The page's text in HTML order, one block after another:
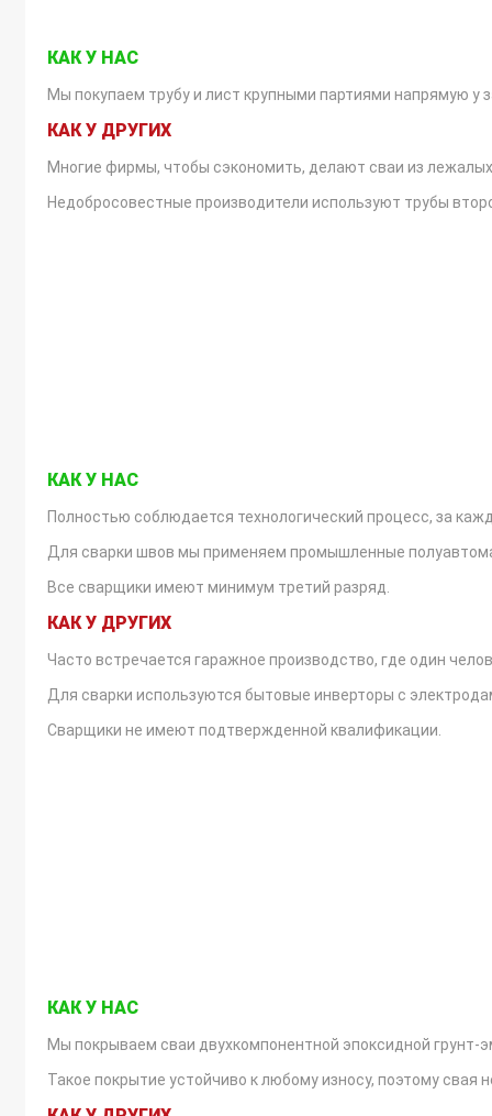
КАК У НАС
Мы покупаем трубу и лист крупными партиями напрямую у
КАК У ДРУГИХ
Многие фирмы, чтобы сэкономить, делают сваи из
Недобросовестные производители используют трубы
КАК У НАС
Полностью соблюдается технологический процесс, за
Для сварки швов мы применяем промышленные
Все сварщики имеют минимум третий разряд.
КАК У ДРУГИХ
Часто встречается гаражное производство, где один
Для сварки используются бытовые инверторы с
Сварщики не имеют подтвержденной квалификации.
КАК У НАС
Мы покрываем сваи двухкомпонентной эпоксидной
Такое покрытие устойчиво к любому износу, поэтому